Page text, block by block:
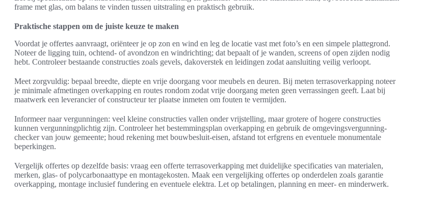
frame met glas, om balans te vinden tussen uitstraling en praktisch gebruik.
Praktische stappen om de juiste keuze te maken
Voordat je offertes aanvraagt, oriënteer je op zon en wind en leg de locatie vast met foto’s en een simpele plattegrond.
Noteer de ligging tuin, ochtend- of avondzon en windrichting; dat bepaalt of je wanden, screens of open zijden nodig
hebt. Controleer bestaande constructies zoals gevels, dakoverstek en leidingen zodat aansluiting veilig verloopt.
Meet zorgvuldig: bepaal breedte, diepte en vrije doorgang voor meubels en deuren. Bij meten terrasoverkapping noteer
je minimale afmetingen overkapping en routes rondom zodat vrije doorgang meten geen verrassingen geeft. Laat bij
maatwerk een leverancier of constructeur ter plaatse inmeten om fouten te vermijden.
Informeer naar vergunningen: veel kleine constructies vallen onder vrijstelling, maar grotere of hogere constructies
kunnen vergunningplichtig zijn. Controleer het bestemmingsplan overkapping en gebruik de omgevingsvergunning-
checker van jouw gemeente; houd rekening met bouwbesluit-eisen, afstand tot erfgrens en eventuele monumentale
beperkingen.
Vergelijk offertes op dezelfde basis: vraag een offerte terrasoverkapping met duidelijke specificaties van materialen,
merken, glas- of polycarbonaattype en montagekosten. Maak een vergelijking offertes op onderdelen zoals garantie
overkapping, montage inclusief fundering en eventuele elektra. Let op betalingen, planning en meer- en minderwerk.